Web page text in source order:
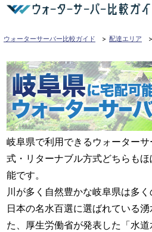
ウォーターサーバー比較ガイド
配達エリア
岐阜県で利用できるウォーター
式・リターナブル方式どちらも
能です。
川が多く自然豊かな岐阜県は多く
日本の名水百選に選ばれている
た、厚生労働省が発表した「水